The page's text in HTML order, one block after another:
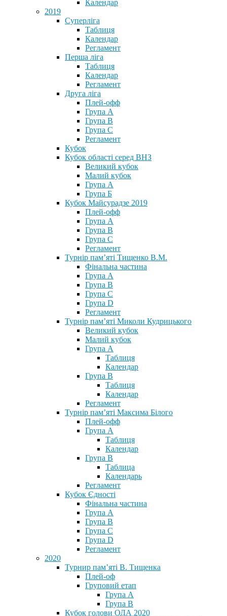
Календар
2019
Суперліга
Таблиця
Календар
Регламент
Перша ліга
Таблиця
Календар
Регламент
Друга ліга
Плей-офф
Група А
Група В
Група С
Регламент
Кубок
Кубок області серед ВНЗ
Великий кубок
Малий кубок
Група А
Група Б
Кубок Майсурадзе 2019
Плей-офф
Група А
Група В
Група С
Регламент
Турнір пам’яті Тищенко В.М.
Фінальна частина
Група А
Група В
Група С
Група D
Регламент
Турнір пам’яті Миколи Кудрицького
Великий кубок
Малий кубок
Група А
Таблиця
Календар
Група В
Таблиця
Календар
Регламент
Турнір пам’яті Максима Білого
Плей-офф
Група А
Таблиця
Календар
Група В
Таблица
Календарь
Регламент
Кубок Єдності
Фінальна частина
Група А
Група В
Група С
Група D
Регламент
2020
Турнир пам’яті В. Тищенка
Плей-оф
Груповий етап
Група А
Група В
Кубок голови ОДА 2020